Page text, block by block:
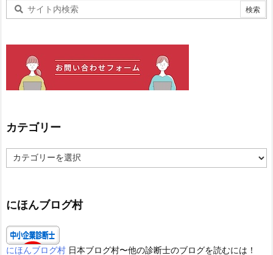
カテゴリー
テ
ー
にほんブログ村
にほんブログ村 日本ブログ村〜他の診断士のブログを読むには！